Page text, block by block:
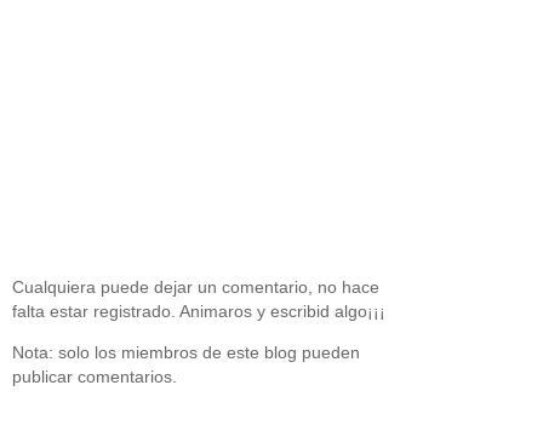
Cualquiera puede dejar un comentario, no hace
falta estar registrado. Animaros y escribid algo¡¡¡
Nota: solo los miembros de este blog pueden
publicar comentarios.